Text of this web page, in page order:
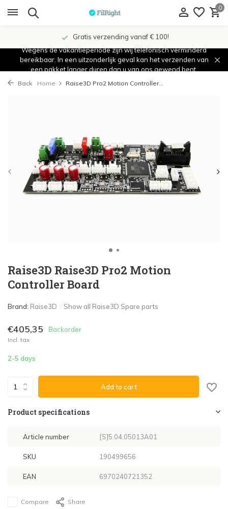
0
Gratis verzending vanaf € 100!
Wegens de vakantieperiode zijn wij telefonisch verminderd
bereikbaar. In een uitzonderlijk geval kan het verzenden van
een pakket langer duren dan u van ons gewend bent.
Back Home Raise3D Pro2 Motion Controller...
Raise3D Raise3D Pro2 Motion
Controller Board
Brand: Raise3D Show all Raise3D Spare parts
€405,35 Backorder
Incl. tax
2-5 days
Add to cart
Product specifications
Article number [S]5.04.05013A01
SKU 190499656
EAN 6970240721352
Compare Share